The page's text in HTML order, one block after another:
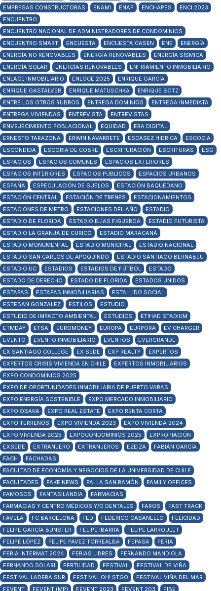
EMPRESAS CONSTRUCTORAS
ENAMI ENAP ENCHAPES
ENCI 2023
ENCUENTRO
ENCUENTRO NACIONAL DE ADMINISTRADORES DE CONDOMINIOS
ENCUENTRO SMART
ENCUESTA ENCUESTA CASEN ENE
ENERGÍA
ENERGÍA NO RENOVABLES
ENERGÍA RENOVABLES
ENERGÍA SÍSMICA
ENERGÍA SOLAR
ENERGÍAS RENOVABLES
ENFRIAMIENTO INMOBILIARIO
ENLACE INMOBILIARIO
ENLOCE 2025
ENRIQUE GARCÍA
ENRIQUE GASTALVER
ENRIQUE MATUSCHKA
ENRIQUE SOTZ
ENTRE LOS OTROS RUBROS
ENTREGA DOMINIOS
ENTREGA INMEDIATA
ENTREGA VIVIENDAS
ENTREVISTA
ENTREVISTAS
ENVEJECIMIENTO POBLACIONAL
EQUIDAD
ERA DIGITAL
ERNESTO TARAZONA
ERWIN NAVARRETE ESCASEZ HIDRICA
ESCOCIA
ESCONDIDA
ESCORIA DE COBRE ESCRITURACIÓN ESCRITURAS
ESG
ESPACIOS
ESPACIOS COMUNES
ESPACIOS EXTERIORES
ESPACIOS INTERIORES
ESPACIOS PÚBLICOS
ESPACIOS URBANOS
ESPAÑA
ESPECULACIÓN DE SUELOS
ESTACIÓN BAQUEDANO
ESTACIÓN CENTRAL
ESTACIÓN DE TRENES
ESTACIONAMIENTOS
ESTACIONES DE METRO
ESTACIONES DEL AÑO
ESTADIO
ESTADIO DE FLORIDA
ESTADIO ELÍAS FIGUEROA
ESTADIO FUTURISTA
ESTADIO LA GRANJA DE CURICÓ
ESTADIO MARACANÁ
ESTADIO MONUMENTAL
ESTADIO MUNICIPAL
ESTADIO NACIONAL
ESTADIO SAN CARLOS DE APOQUINDO
ESTADIO SANTIAGO BERNABÉU
ESTADIO UC
ESTADIOS ESTADIOS DE FÚTBOL
ESTADO
ESTADO DE DERECHO
ESTADO DE FLORIDA
ESTADOS UNIDOS
ESTAFAS
ESTAFAS INMOBILIARIAS
ESTALLIDO SOCIAL
ESTEBAN GONZALEZ
ESTILOS
ESTUDIO
ESTUDIO DE IMPACTO AMBIENTAL
ESTUDIOS
ETIHAD STADIUM
ETMDAY
ETSA EUROMONEY EUROPA EURPORA
EV CHARGER
EVENTO
EVENTO INMOBILIARIO EVENTOS
EVERGRANDE
EX SANTIAGO COLLEGE
EX SEDE EXP REALTY
EXPERTOS
EXPERTOS CRISIS VIVIENDA EN CHILE
EXPERTOS INMOBILIARIOS
EXPO CONDOMINIOS 2025
EXPO DE OPORTUNIDADES INMOBILIARIA DE PUERTO VARAS
EXPO ENERGÍA SOSTENIBLE
EXPO MERCADO INMOBILIARIO
EXPO OSAKA
EXPO REAL ESTATE
EXPO RENTA CORTA
EXPO TERRENOS
EXPO VIVIENDA 2023
EXPO VIVIENDA 2024
EXPO VIVIENDA 2025
EXPOCONDOMINIOS 2025
EXPROPIACIÓN
EXSEDE
EXTRANJERO EXTRANJEROS EZEIZA
FABIÁN GARCÍA
FACH
FACHADAS
FACULTAD DE ECONOMÍA Y NEGOCIOS DE LA UNIVERSIDAD DE CHILE
FACULTADES
FAKE NEWS FALLA SAN RAMÓN
FAMILY OFFICES
FAMOSOS
FANTASILANDIA
FARMACIAS
FARMACIAS Y CENTRO MÉDICOS Y/O DENTALES
FAROS
FAST TRACK
FAVELA
FC BARCELONA FED FEDERICO CASANELLO
FELICIDAD
FELIPE GARCÍA BUNSTER
FELIPE IBARRA
FELIPE LARROULET
FELIPE LÓPEZ
FELIPE PAVEZ TORREALBA FEPASA
FERIA
FERIA INTERMAT 2024
FERIAS LIBRES
FERNANDO MANDIOLA
FERNANDO SOLARI
FERTILIDAD FESTIVAL
FESTIVAL DE VIÑA
FESTIVAL LADERA SUR
FESTIVAL OH! STGO
FESTIVAL VIÑA DEL MAR
FEVENT
FEVENT (MP) FEVENT 2023 FEVENT 203 FIBE